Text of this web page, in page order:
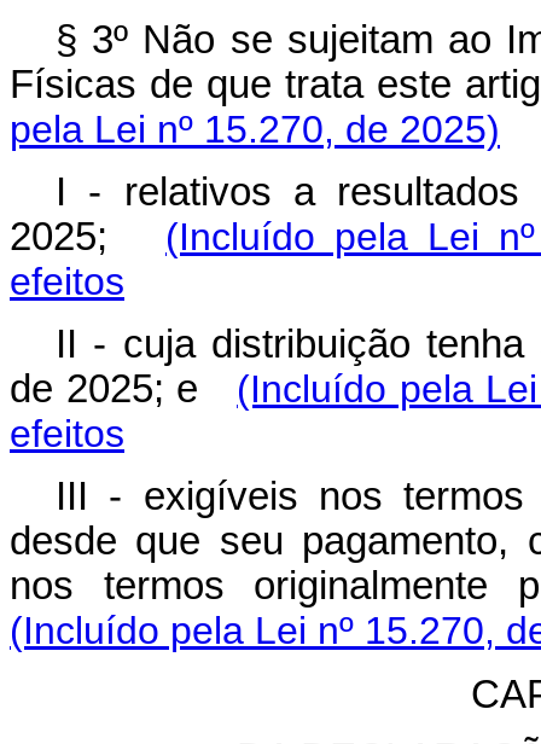
§ 3º Não se sujeitam ao
Físicas de que trata este
pela Lei nº 15.270, de 2025)
I - relativos a resultados
2025;
(Incluído pela Lei
efeitos
II - cuja distribuição
de 2025; e
(Incluído pela
efeitos
III - exigíveis nos termos
desde que seu pagamento,
nos termos originalmente
(Incluído pela Lei nº 15.270,